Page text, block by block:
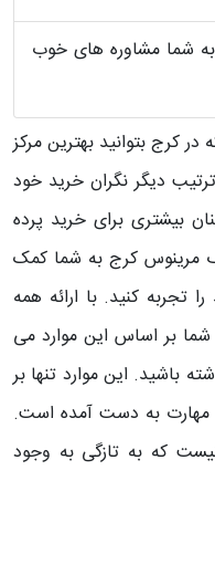
شما مشاوره های خوب
کرج بتوانید بهترین مرکز
دیگر نگران خرید خود
بیشتری برای خرید پرده
مرینوس کرج به شما کمک
تجربه کنید. با ارائه همه
بر اساس این موارد می
باشید. این موارد تنها بر
به دست آمده است.
که به تازگی به وجود